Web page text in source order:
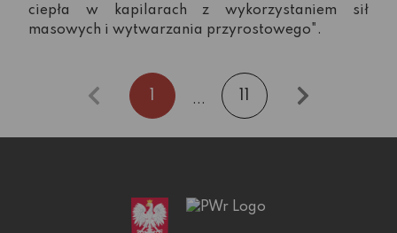
ciepła w kapilarach z wykorzystaniem sił
masowych i wytwarzania przyrostowego".
...